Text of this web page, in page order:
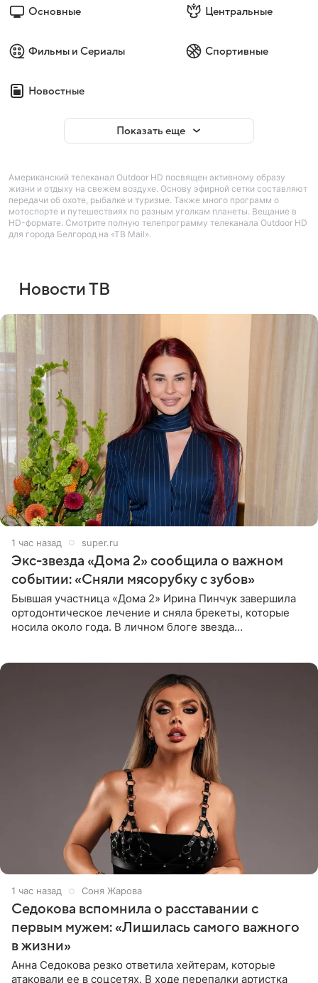
Основные Центральные
Фильмы и Сериалы Спортивные
Новостные
Показать еще
Американский телеканал Outdoor HD посвящен активному образу
жизни и отдыху на свежем воздухе. Основу эфирной сетки составляют
передачи об охоте, рыбалке и туризме. Также много программ о
мотоспорте и путешествиях по разным уголкам планеты. Вещание в
HD-формате. Смотрите полную телепрограмму телеканала Outdoor HD
для города Белгород на «ТВ Mail».
Новости ТВ
1 час назад super.ru
Экс-звезда «Дома 2» сообщила о важном
событии: «Сняли мясорубку с зубов»
Бывшая участница «Дома 2» Ирина Пинчук завершила
ортодонтическое лечение и сняла брекеты, которые
носила около года. В личном блоге звезда
1 час назад Соня Жарова
Седокова вспомнила о расставании с
первым мужем: «Лишилась самого важного
в жизни»
Анна Седокова резко ответила хейтерам, которые
атаковали ее в соцсетях. В ходе перепалки артистка